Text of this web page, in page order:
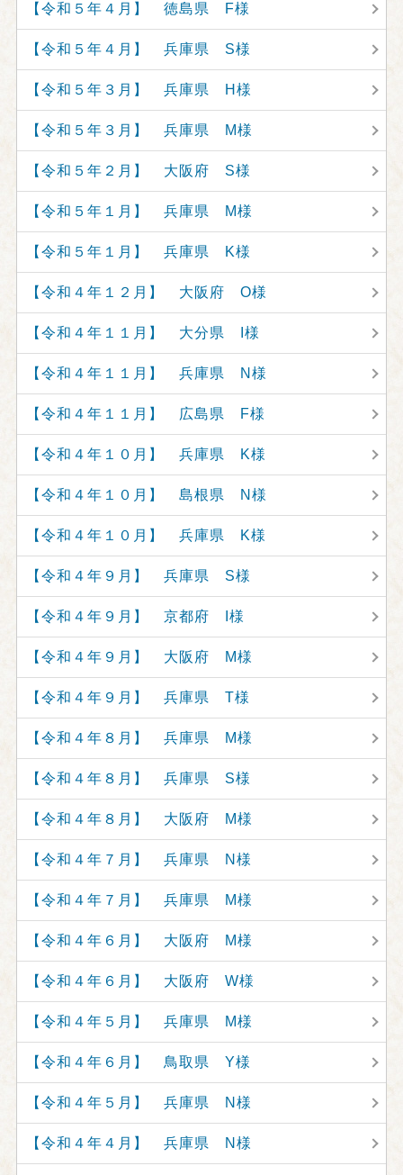
【令和５年４月】 徳島県 F様
【令和５年４月】 兵庫県 S様
【令和５年３月】 兵庫県 H様
【令和５年３月】 兵庫県 M様
【令和５年２月】 大阪府 S様
【令和５年１月】 兵庫県 M様
【令和５年１月】 兵庫県 K様
【令和４年１２月】 大阪府 O様
【令和４年１１月】 大分県 I様
【令和４年１１月】 兵庫県 N様
【令和４年１１月】 広島県 F様
【令和４年１０月】 兵庫県 K様
【令和４年１０月】 島根県 N様
【令和４年１０月】 兵庫県 K様
【令和４年９月】 兵庫県 S様
【令和４年９月】 京都府 I様
【令和４年９月】 大阪府 M様
【令和４年９月】 兵庫県 T様
【令和４年８月】 兵庫県 M様
【令和４年８月】 兵庫県 S様
【令和４年８月】 大阪府 M様
【令和４年７月】 兵庫県 N様
【令和４年７月】 兵庫県 M様
【令和４年６月】 大阪府 M様
【令和４年６月】 大阪府 W様
【令和４年５月】 兵庫県 M様
【令和４年６月】 鳥取県 Y様
【令和４年５月】 兵庫県 N様
【令和４年４月】 兵庫県 N様